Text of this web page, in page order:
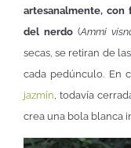
artesanalmente, con
del nerdo(Ammi
secas, se retiran de
cada pedúnculo. En
jazmín , todavía
crea una bola blanca